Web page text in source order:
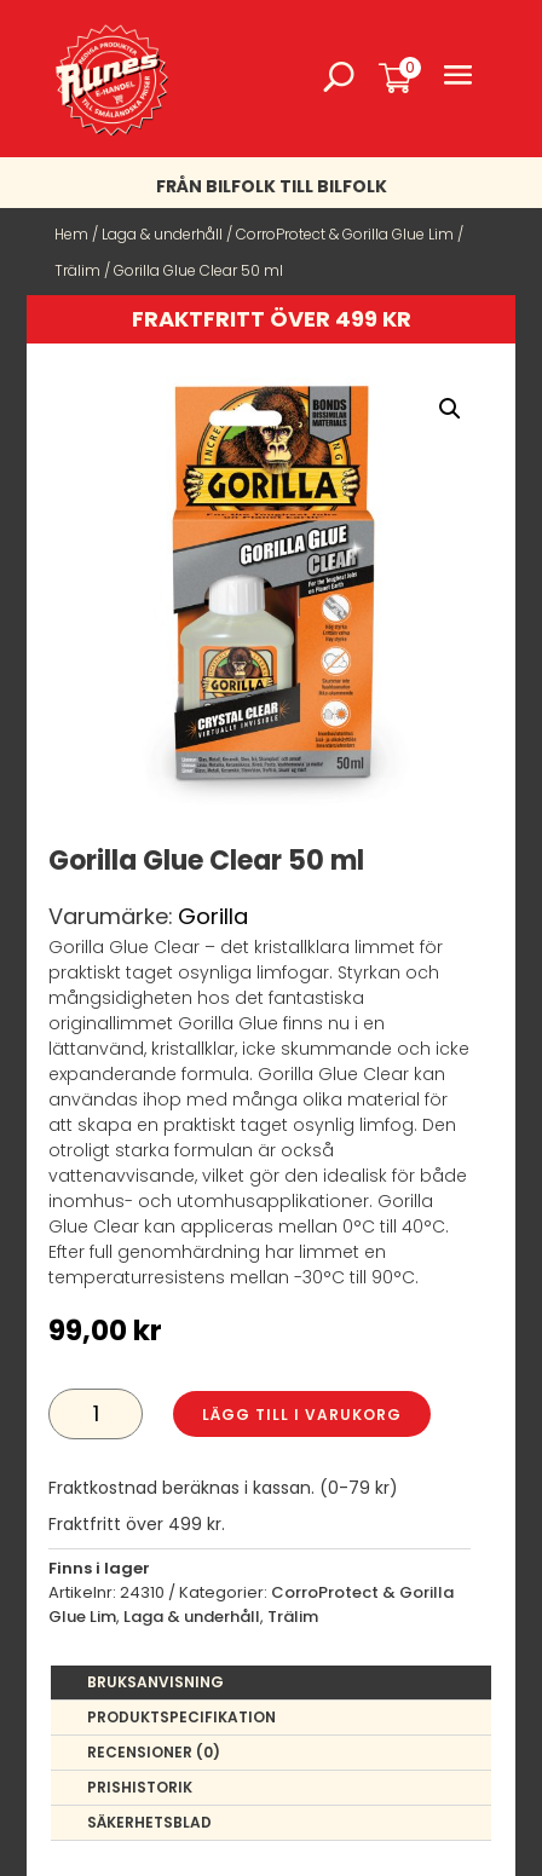
0
FRÅN BILFOLK TILL BILFOLK
Hem / Laga & underhåll /CorroProtect & Gorilla Glue Lim /
Trälim / Gorilla Glue Clear 50 ml
FRAKTFRITT ÖVER 499 KR
Gorilla Glue Clear 50 ml
Varumärke: Gorilla
Gorilla Glue Clear – det kristallklara limmet för
praktiskt taget osynliga limfogar. Styrkan och
mångsidigheten hos det fantastiska
originallimmet Gorilla Glue finns nu i en
lättanvänd, kristallklar, icke skummande och icke
expanderande formula. Gorilla Glue Clear kan
användas ihop med många olika material för
att skapa en praktiskt taget osynlig limfog. Den
otroligt starka formulan är också
vattenavvisande, vilket gör den idealisk för både
inomhus- och utomhusapplikationer. Gorilla
Glue Clear kan appliceras mellan 0°C till 40°C.
Efter full genomhärdning har limmet en
temperaturresistens mellan -30°C till 90°C.
99,00 kr
GORILLA
GLUE
CLEAR
50
MÄNGD
LÄGG TILL I VARUKORG
Fraktkostnad beräknas i kassan. (0-79 kr)
Fraktfritt över 499 kr.
Finns i lager
Artikelnr:24310 Kategorier: CorroProtect & Gorilla
Glue Lim, Laga & underhåll, Trälim
BRUKSANVISNING
PRODUKTSPECIFIKATION
RECENSIONER (0)
PRISHISTORIK
SÄKERHETSBLAD